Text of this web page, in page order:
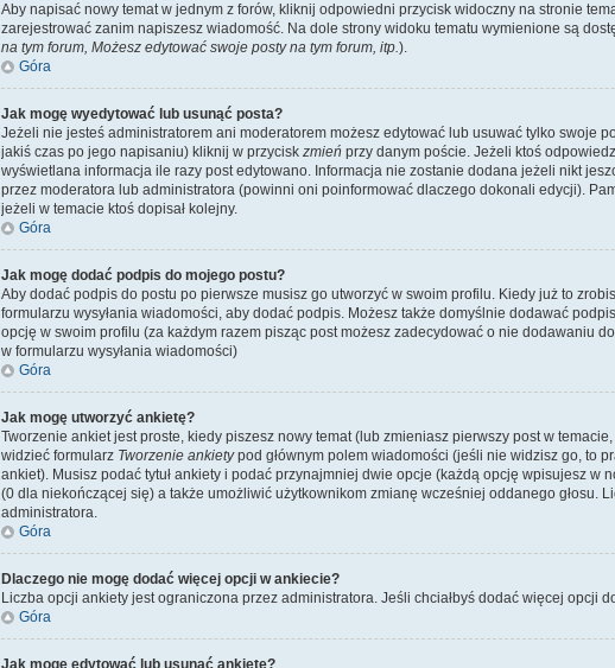
Aby napisać nowy temat w jednym z forów, kliknij odpowiedni przycisk widoczny na stronie
zarejestrować zanim napiszesz wiadomość. Na dole strony widoku tematu wymienione są
na tym forum, Możesz edytować swoje posty na tym forum, itp.).
Góra
Jak mogę wyedytować lub usunąć posta?
Jeżeli nie jesteś administratorem ani moderatorem możesz edytować lub usuwać tylko swoje
jakiś czas po jego napisaniu) kliknij w przycisk zmień przy danym poście. Jeżeli ktoś
wyświetlana informacja ile razy post edytowano. Informacja nie zostanie dodana jeżeli nikt
przez moderatora lub administratora (powinni oni poinformować dlaczego dokonali edycji).
jeżeli w temacie ktoś dopisał kolejny.
Góra
Jak mogę dodać podpis do mojego postu?
Aby dodać podpis do postu po pierwsze musisz go utworzyć w swoim profilu. Kiedy już to
formularzu wysyłania wiadomości, aby dodać podpis. Możesz także domyślnie dodawać
opcję w swoim profilu (za każdym razem pisząc post możesz zadecydować o nie dodawaniu
w formularzu wysyłania wiadomości)
Góra
Jak mogę utworzyć ankietę?
Tworzenie ankiet jest proste, kiedy piszesz nowy temat (lub zmieniasz pierwszy post w
widzieć formularz Tworzenie ankietypod głównym polem wiadomości (jeśli nie widzisz go, to
ankiet). Musisz podać tytuł ankiety i podać przynajmniej dwie opcje (każdą opcję wpisujesz w
(0 dla niekończącej się) a także umożliwić użytkownikom zmianę wcześniej oddanego głosu.
administratora.
Góra
Dlaczego nie mogę dodać więcej opcji w ankiecie?
Liczba opcji ankiety jest ograniczona przez administratora. Jeśli chciałbyś dodać więcej opcji
Góra
Jak mogę edytować lub usunąć ankietę?